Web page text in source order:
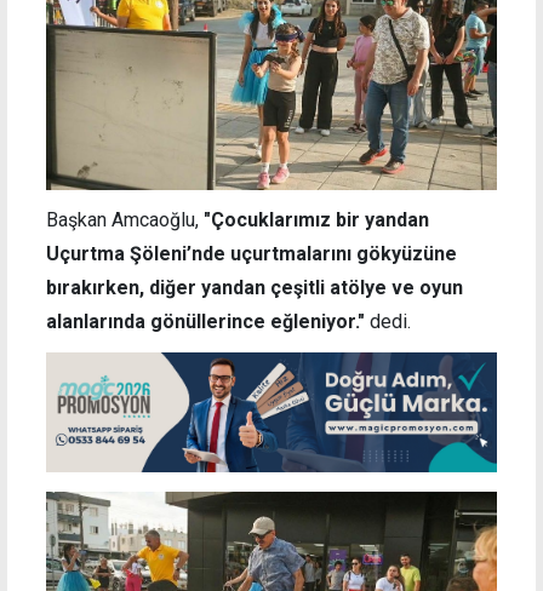
Başkan Amcaoğlu, "Çocuklarımız bir yandan
Uçurtma Şöleni’nde uçurtmalarını gökyüzüne
bırakırken, diğer yandan çeşitli atölye ve oyun
alanlarında gönüllerince eğleniyor." dedi.